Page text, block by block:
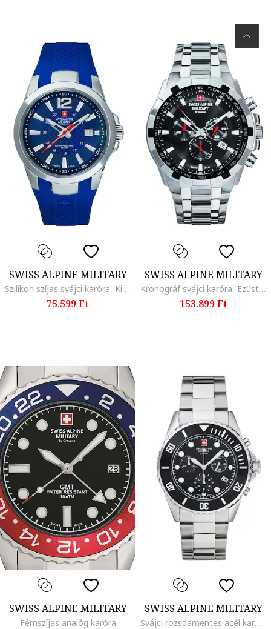
SWISS ALPINE MILITARY
Szilikon szíjas svájci karóra, Királykék
75.599 Ft
SWISS ALPINE MILITARY
Kronográf svájci karóra, Ezüstszín
153.899 Ft
SWISS ALPINE MILITARY
Fémszíjas analóg karóra
SWISS ALPINE MILITARY
Svájci rozsdamentes acél karóra